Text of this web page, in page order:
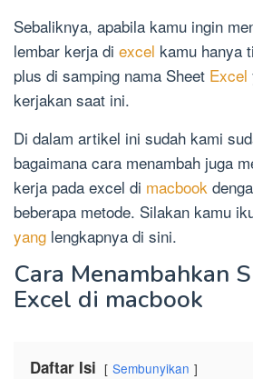
Sebaliknya, apabila kamu ingin
lembar kerja di excel kamu hanya
plus di samping nama Sheet Excel
kerjakan saat ini.
Di dalam artikel ini sudah kami
bagaimana cara menambah juga
kerja pada excel di macbook
beberapa metode. Silakan kamu
yang lengkapnya di sini.
Cara Menambahkan
Excel di macbook
Daftar Isi Sembunyikan